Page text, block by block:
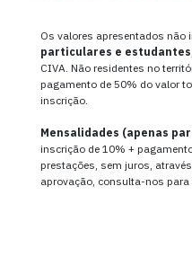
Os valores apresentados não
particulares e estudantes
CIVA. Não residentes no
pagamento de 50% do valor
inscrição.
Mensalidades (apenas
inscrição de 10% +
prestações, sem juros,
aprovação, consulta-nos para